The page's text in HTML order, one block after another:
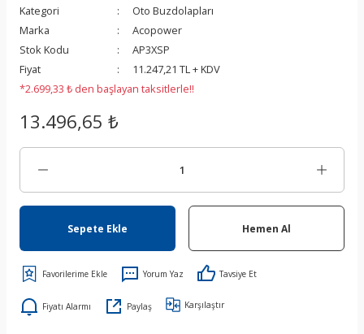
Kategori
Oto Buzdolapları
Marka
Acopower
Stok Kodu
AP3XSP
Fiyat
11.247,21 TL + KDV
*2.699,33 ₺ den başlayan taksitlerle!!
13.496,65 ₺
Sepete Ekle Hemen Al
Yorum Yaz Tavsiye Et
Fiyatı Alarmı Paylaş Karşılaştır